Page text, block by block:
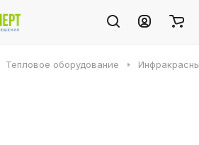
Тепловое оборудование